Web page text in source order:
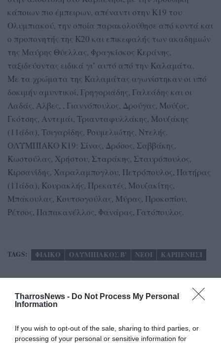
TharrosNews - Do Not Process My Personal
Information
If you wish to opt-out of the sale, sharing to third parties, or
processing of your personal or sensitive information for
κάποιων πιο έμπειρων, απέναντι στην Κ19 του
Ολυμπιακού, την οποία παρακολούθησε από κοντά και
ο προπονητής της Κ20 και επικεφαλής των ακαδημιών
της Μαύρης Θύελλας, Φραγκίσκος Κεράνης,
ταξιδεύοντας ειδικά γι’ αυτό από την Καλαμάτα.
Με τα χρώματα της Καλαμάτας αγωνίστηκαν οι υπό
δοκιμήν αμυντικοί, Γρηγοριάδης, Γαλεάδης και οι
Λαδάς, Αλβες, , Γιαννόπουλος, Δρούγας, Μούζος,
Γκότσης, Αντεμάι, Τριανταφυλλάκης, Μουζάκης
(11άδα), Τσιγαρίδης, Ρουμελιώτης, Ντελής.
ΟΛΥΜΠΙΑΚΟ Κ19: Σίνας, Δρόσος, Σαββάκης,
Κωστούλας, Χρήστου, Σταράκης, Σταυρόπουλος,
Κιρσανίδης, Χαραλαμπογλου, Πετρόπουλος, Πατήρας
(11άδα), Κουρακλής, Πρεκατές, Μουζακίτης,
Μπάκουλας, Κουτσογούλας, Μύρας, Προκοπίου,
Ρέτσος, Παπακανέλλος, Φανάρας, Γατόπουλος.
TAGS: ΦΙΛΙΚΟ ΟΛΥΜΠΙΑΚΟΣ Β' ΝΕΟΙ ΚΑΡΠΕΝΗΣΙ